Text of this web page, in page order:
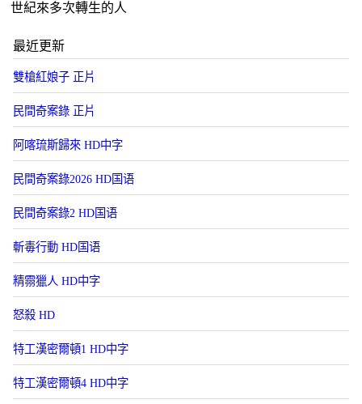
世紀來多次轉生的人
最近更新
雙槍紅娘子 正片
民間奇案錄 正片
阿喀琉斯歸來 HD中字
民間奇案錄2026 HD国语
民間奇案錄2 HD国语
斬毒行動 HD国语
精霛獵人 HD中字
怒殺 HD
特工漢密爾頓1 HD中字
特工漢密爾頓4 HD中字